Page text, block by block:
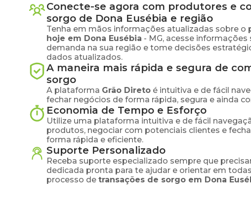
Conecte-se agora com produtores e
sorgo de Dona Eusébia e região
Tenha em mãos informações atualizadas sobre o
hoje em Dona Eusébia - MG, acesse
demanda na sua região e tome decisões
dados atualizados.
A maneira mais rápida e segura de
sorgo
A plataforma Grão Direto é intuitiva e de fácil
fechar negócios de forma rápida, segura e ainda
Economia de Tempo e Esforço
Utilize uma plataforma intuitiva e de fácil
produtos, negociar com potenciais clientes e
forma rápida e eficiente.
Suporte Personalizado
Receba suporte especializado sempre que
dedicada pronta para te ajudar e orientar em
processo de transações de sorgo em Dona